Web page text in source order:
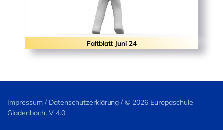
Faltblatt Juni 24
Impressum / Datenschutzerklärung / © 2026 Europaschule
Gladenbach, V 4.0